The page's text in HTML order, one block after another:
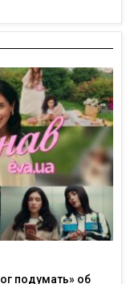
подумать» об